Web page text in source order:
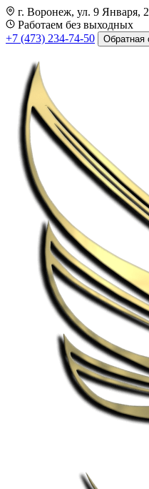
г. Воронеж, ул. 9 Января,
Работаем без выходных
+7 (473) 234-74-50
Обратная